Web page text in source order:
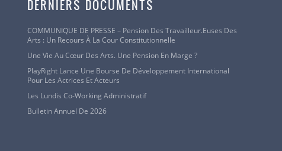
DERNIERS DOCUMENTS
COMMUNIQUE DE PRESSE – Pension Des Travailleur.euses Des
Arts : Un Recours À La Cour Constitutionnelle
Une Vie Au Cœur Des Arts. Une Pension En Marge ?
PlayRight Lance Une Bourse De Développement International
Pour Les Actrices Et Acteurs
Les Lundis Co-Working Administratif
Bulletin Annuel De 2026